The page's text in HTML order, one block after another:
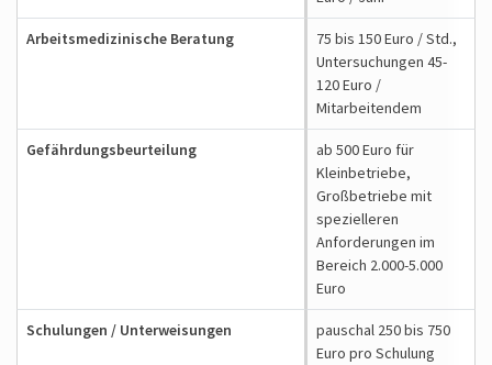
Arbeits­medizinische Beratung
75 bis 150 Euro / Std.,
Untersuchungen 45-
120 Euro /
Mitarbeitendem
Gefährdungs­beurteilung
ab 500 Euro für
Kleinbetriebe,
Großbetriebe mit
spezielleren
Anforderungen im
Bereich 2.000-5.000
Euro
Schulungen / Unterweisungen
pauschal 250 bis 750
Euro pro Schulung